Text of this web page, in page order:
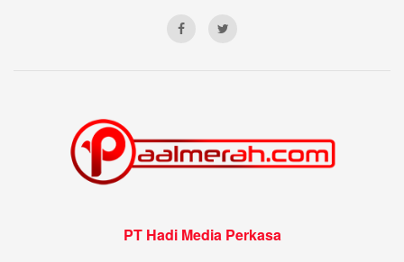
PT Hadi Media Perkasa